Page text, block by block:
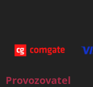
Provozovatel